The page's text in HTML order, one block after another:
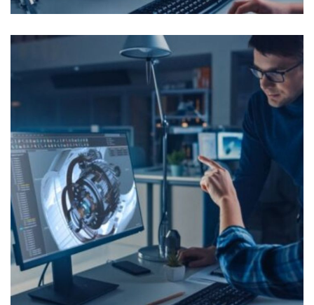
Chef de Projet Mécanique
OFFRES D'EMPLOI